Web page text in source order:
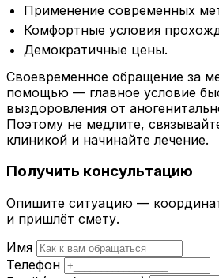
Применение современных
Комфортные условия
Демократичные цены.
Своевременное обращение за
помощью — главное условие
выздоровления от
Поэтому не медлите,
клиникой и начинайте лечение.
Получить консультацию
Опишите ситуацию —
и пришлёт смету.
Имя
Телефон